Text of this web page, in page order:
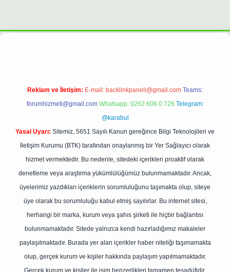
Reklam ve İletişim: E-mail: backlinkpaneli@gmail.com Teams:
forumhizmeti@gmail.com Whatsapp: 0262 606 0 726 Telegram:
@karabul
Yasal Uyarı: Sitemiz, 5651 Sayılı Kanun gereğince Bilgi Teknolojileri ve
İletişim Kurumu (BTK) tarafından onaylanmış bir Yer Sağlayıcı olarak
hizmet vermektedir. Bu nedenle, sitedeki içerikleri proaktif olarak
denetleme veya araştırma yükümlülüğümüz bulunmamaktadır. Ancak,
üyelerimiz yazdıkları içeriklerin sorumluluğunu taşımakta olup, siteye
üye olarak bu sorumluluğu kabul etmiş sayılırlar. Bu internet sitesi,
herhangi bir marka, kurum veya şahıs şirketi ile hiçbir bağlantısı
bulunmamaktadır. Sitede yalnızca kendi hazırladığımız makaleler
paylaşılmaktadır. Burada yer alan içerikler haber niteliği taşımamakta
olup, gerçek kurum ve kişiler hakkında paylaşım yapılmamaktadır.
Gerçek kurum ve kişiler ile isim benzerlikleri tamamen tesadüfidir.